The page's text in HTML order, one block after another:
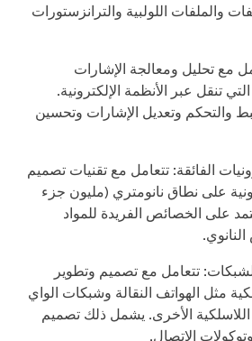
والملفات اللولبية والترانزستورات
مع تحليل ومعالجة الإشارات
تنقل عبر الأنظمة الإلكترونية.
والتحكم وتعديل الإشارات وتحسين
الفائقة: تتعامل مع تقنيات تصميم
على نطاق نانومتري (مليون جزء
على الخصائص الفريدة للمواد
تتعامل مع تصميم وتطوير
مثل الهواتف النقالة وشبكات الواي
اللاسلكية الأخرى. يشمل ذلك تصميم
الاتصال.